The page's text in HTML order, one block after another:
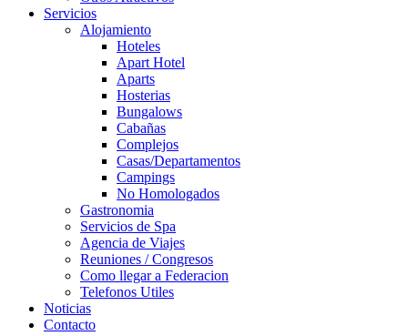
Servicios
Alojamiento
Hoteles
Apart Hotel
Aparts
Hosterias
Bungalows
Cabañas
Complejos
Casas/Departamentos
Campings
No Homologados
Gastronomia
Servicios de Spa
Agencia de Viajes
Reuniones / Congresos
Como llegar a Federacion
Telefonos Utiles
Noticias
Contacto